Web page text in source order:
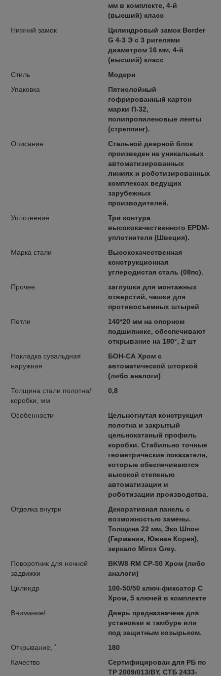
мм в комплекте, 4-й
(высший) класс
Нижний замок
Цилиндровый замок Border
G 4-3 Э с 3 ригелями
диаметром 16 мм, 4-й
(высший) класс
Стиль
Модерн
Упаковка
Пятислойный
гофрированный картон
марки П-32,
полипропиленовые ленты
(стреппинг).
Описание
Стальной дверной блок
произведен на уникальных
автоматизированных
линиях и роботизированных
комплексах ведущих
зарубежных
производителей.
Уплотнение
Три контура
высококачественного EPDM-
уплотнителя (Швеция).
Марка стали
Высококачественная
конструкционная
углеродистая сталь (08пс).
Прочее
заглушки для монтажных
отверстий, чашки для
противосъемных штырей
Петли
140*20 мм на опорном
подшипнике, обеспечивают
открывание на 180°, 2 шт
Накладка сувальдная
наружная
БОН-СА Хром с
автоматической шторкой
(либо аналоги)
Толщина стали полотна/
коробки, мм
0,8
Особенности
Цельногнутая конструкция
полотна и закрытый
цельнокатаный профиль
коробки. Стабильно точные
геометрические показатели,
которые обеспечиваются
высокой степенью
автоматизации и
роботизации производства.
Отделка внутри
Декоративная панель с
возможностью замены.
Толщина 22 мм, Эко Шпон
(Германия, Южная Корея),
зеркало Mirox Grey.
Поворотник для ночной
задвижки
BKW8 RM CP-50 Хром (либо
аналоги)
Цилиндр
100-50/50 ключ-фиксатор C
Хром, 5 ключей в комплекте
Внимание!
Дверь предназначена для
установки в тамбуре или
под защитным козырьком.
Открывание, ˚
180
Качество
Сертифицирован для РБ по
ТР 2009/013/BY, СТБ 2433-